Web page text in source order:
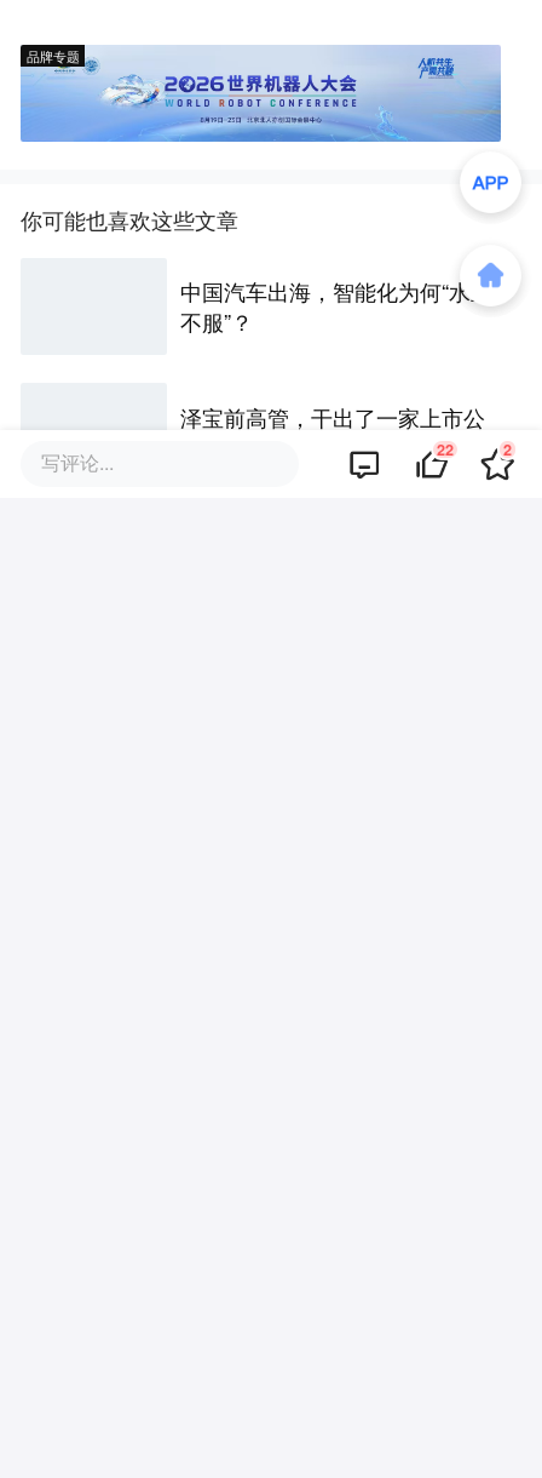
品牌专题
你可能也喜欢这些文章
中国汽车出海，智能化为何“水土
不服”？
泽宝前高管，干出了一家上市公
写评论... 22 2